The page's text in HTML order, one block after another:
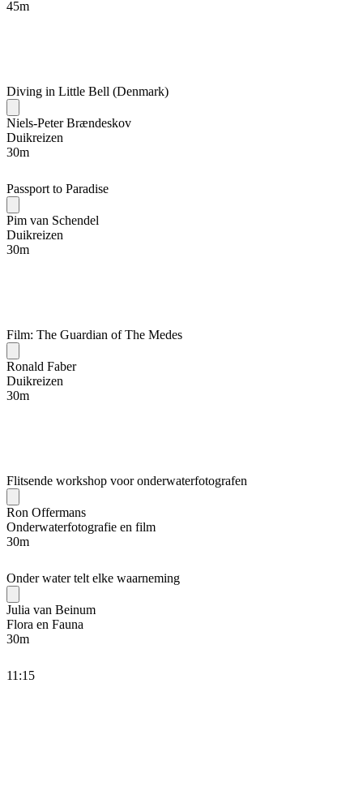
45m
Diving in Little Bell (Denmark)
Niels-Peter Brændeskov
Duikreizen
30m
Passport to Paradise
Pim van Schendel
Duikreizen
30m
Film: The Guardian of The Medes
Ronald Faber
Duikreizen
30m
Flitsende workshop voor onderwaterfotografen
Ron Offermans
Onderwaterfotografie en film
30m
Onder water telt elke waarneming
Julia van Beinum
Flora en Fauna
30m
11:15